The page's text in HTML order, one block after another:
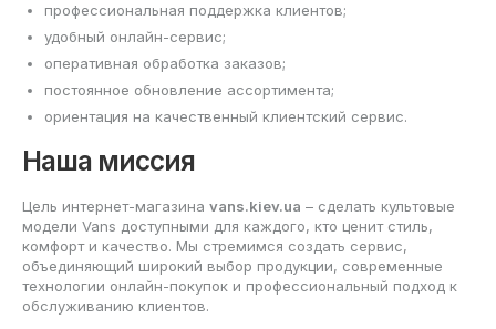
профессиональная поддержка клиентов;
удобный онлайн-сервис;
оперативная обработка заказов;
постоянное обновление ассортимента;
ориентация на качественный клиентский сервис.
Наша миссия
Цель интернет-магазина vans.kiev.ua – сделать культовые
модели Vans доступными для каждого, кто ценит стиль,
комфорт и качество. Мы стремимся создать сервис,
объединяющий широкий выбор продукции, современные
технологии онлайн-покупок и профессиональный подход к
обслуживанию клиентов.